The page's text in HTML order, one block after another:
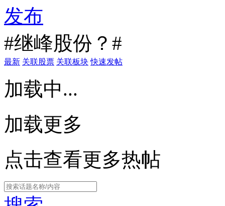
发布
#继峰股份？#
最新 关联股票 关联板块 快速发帖
加载中...
加载更多
点击查看更多热帖